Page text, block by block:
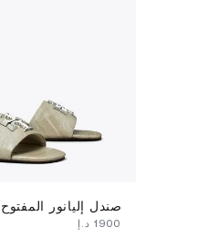
صندل إليانور المفتوح